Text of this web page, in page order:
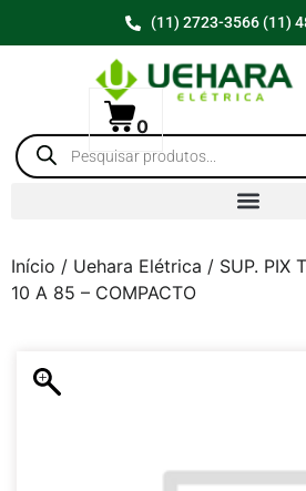
(11) 2723-3566 (11)
0
Início / Uehara Elétrica / SUP. PIX
10 A 85 – COMPACTO